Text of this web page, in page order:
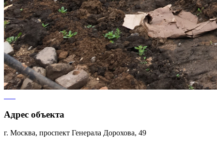
Адрес объекта
г. Москва, проспект Генерала Дорохова, 49